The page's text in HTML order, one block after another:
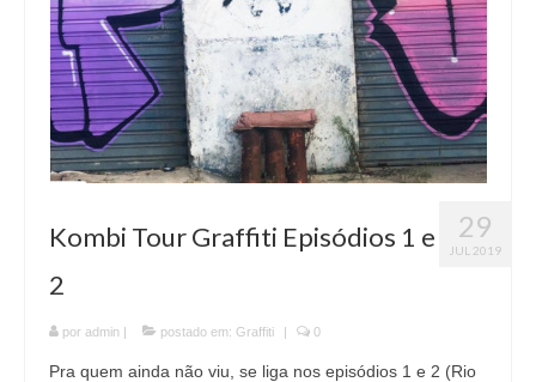
29
JUL 2019
Kombi Tour Graffiti Episódios 1 e
2
por admin | postado em: Graffiti | 0
Pra quem ainda não viu, se liga nos episódios 1 e 2 (Rio